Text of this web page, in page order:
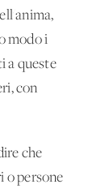
modo i
a queste
con
che
persone